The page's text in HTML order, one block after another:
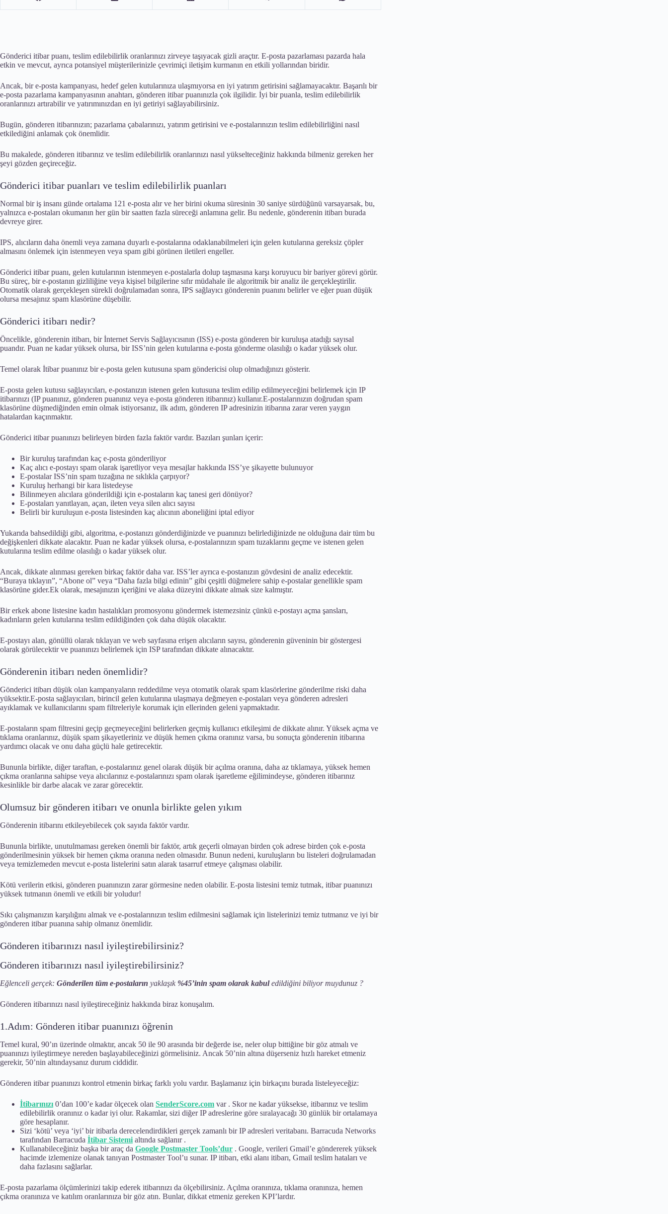
Gönderici itibar puanı, teslim edilebilirlik oranlarınızı zirveye taşıyacak gizli araçtır. E-posta pazarlaması pazarda hala
etkin ve mevcut, ayrıca potansiyel müşterilerinizle çevrimiçi iletişim kurmanın en etkili yollarından biridir.
Ancak, bir e-posta kampanyası, hedef gelen kutularınıza ulaşmıyorsa en iyi yatırım getirisini sağlamayacaktır. Başarılı bir
e-posta pazarlama kampanyasının anahtarı, gönderen itibar puanınızla çok ilgilidir. İyi bir puanla, teslim edilebilirlik
oranlarınızı artırabilir ve yatırımınızdan en iyi getiriyi sağlayabilirsiniz.
Bugün, gönderen itibarınızın; pazarlama çabalarınızı, yatırım getirisini ve e-postalarınızın teslim edilebilirliğini nasıl
etkilediğini anlamak çok önemlidir.
Bu makalede, gönderen itibarınız ve teslim edilebilirlik oranlarınızı nasıl yükselteceğiniz hakkında bilmeniz gereken her
şeyi gözden geçireceğiz.
Gönderici itibar puanları ve teslim edilebilirlik puanları
Normal bir iş insanı günde ortalama 121 e-posta alır ve her birini okuma süresinin 30 saniye sürdüğünü varsayarsak, bu,
yalnızca e-postaları okumanın her gün bir saatten fazla süreceği anlamına gelir. Bu nedenle, gönderenin itibarı burada
devreye girer.
IPS, alıcıların daha önemli veya zamana duyarlı e-postalarına odaklanabilmeleri için gelen kutularına gereksiz çöpler
almasını önlemek için istenmeyen veya spam gibi görünen iletileri engeller.
Gönderici itibar puanı, gelen kutularının istenmeyen e-postalarla dolup taşmasına karşı koruyucu bir bariyer görevi görür.
Bu süreç, bir e-postanın gizliliğine veya kişisel bilgilerine sıfır müdahale ile algoritmik bir analiz ile gerçekleştirilir.
Otomatik olarak gerçekleşen sürekli doğrulamadan sonra, IPS sağlayıcı gönderenin puanını belirler ve eğer puan düşük
olursa mesajınız spam klasörüne düşebilir.
Gönderici itibarı nedir?
Öncelikle, gönderenin itibarı, bir İnternet Servis Sağlayıcısının (ISS) e-posta gönderen bir kuruluşa atadığı sayısal
puandır. Puan ne kadar yüksek olursa, bir ISS’nin gelen kutularına e-posta gönderme olasılığı o kadar yüksek olur.
Temel olarak İtibar puanınız bir e-posta gelen kutusuna spam göndericisi olup olmadığınızı gösterir.
E-posta gelen kutusu sağlayıcıları, e-postanızın istenen gelen kutusuna teslim edilip edilmeyeceğini belirlemek için IP
itibarınızı (IP puanınız, gönderen puanınız veya e-posta gönderen itibarınız) kullanır.E-postalarınızın doğrudan spam
klasörüne düşmediğinden emin olmak istiyorsanız, ilk adım, gönderen IP adresinizin itibarına zarar veren yaygın
hatalardan kaçınmaktır.
Gönderici itibar puanınızı belirleyen birden fazla faktör vardır. Bazıları şunları içerir:
Bir kuruluş tarafından kaç e-posta gönderiliyor
Kaç alıcı e-postayı spam olarak işaretliyor veya mesajlar hakkında ISS’ye şikayette bulunuyor
E-postalar ISS’nin spam tuzağına ne sıklıkla çarpıyor?
Kuruluş herhangi bir kara listedeyse
Bilinmeyen alıcılara gönderildiği için e-postaların kaç tanesi geri dönüyor?
E-postaları yanıtlayan, açan, ileten veya silen alıcı sayısı
Belirli bir kuruluşun e-posta listesinden kaç alıcının aboneliğini iptal ediyor
Yukarıda bahsedildiği gibi, algoritma, e-postanızı gönderdiğinizde ve puanınızı belirlediğinizde ne olduğuna dair tüm bu
değişkenleri dikkate alacaktır. Puan ne kadar yüksek olursa, e-postalarınızın spam tuzaklarını geçme ve istenen gelen
kutularına teslim edilme olasılığı o kadar yüksek olur.
Ancak, dikkate alınması gereken birkaç faktör daha var. ISS’ler ayrıca e-postanızın gövdesini de analiz edecektir.
“Buraya tıklayın”, “Abone ol” veya “Daha fazla bilgi edinin” gibi çeşitli düğmelere sahip e-postalar genellikle spam
klasörüne gider.Ek olarak, mesajınızın içeriğini ve alaka düzeyini dikkate almak size kalmıştır.
Bir erkek abone listesine kadın hastalıkları promosyonu göndermek istemezsiniz çünkü e-postayı açma şansları,
kadınların gelen kutularına teslim edildiğinden çok daha düşük olacaktır.
E-postayı alan, gönüllü olarak tıklayan ve web sayfasına erişen alıcıların sayısı, gönderenin güveninin bir göstergesi
olarak görülecektir ve puanınızı belirlemek için ISP tarafından dikkate alınacaktır.
Gönderenin itibarı neden önemlidir?
Gönderici itibarı düşük olan kampanyaların reddedilme veya otomatik olarak spam klasörlerine gönderilme riski daha
yüksektir.E-posta sağlayıcıları, birincil gelen kutularına ulaşmaya değmeyen e-postaları veya gönderen adresleri
ayıklamak ve kullanıcılarını spam filtreleriyle korumak için ellerinden geleni yapmaktadır.
E-postaların spam filtresini geçip geçmeyeceğini belirlerken geçmiş kullanıcı etkileşimi de dikkate alınır. Yüksek açma ve
tıklama oranlarınız, düşük spam şikayetleriniz ve düşük hemen çıkma oranınız varsa, bu sonuçta gönderenin itibarına
yardımcı olacak ve onu daha güçlü hale getirecektir.
Bununla birlikte, diğer taraftan, e-postalarınız genel olarak düşük bir açılma oranına, daha az tıklamaya, yüksek hemen
çıkma oranlarına sahipse veya alıcılarınız e-postalarınızı spam olarak işaretleme eğilimindeyse, gönderen itibarınız
kesinlikle bir darbe alacak ve zarar görecektir.
Olumsuz bir gönderen itibarı ve onunla birlikte gelen yıkım
Gönderenin itibarını etkileyebilecek çok sayıda faktör vardır.
Bununla birlikte, unutulmaması gereken önemli bir faktör, artık geçerli olmayan birden çok adrese birden çok e-posta
gönderilmesinin yüksek bir hemen çıkma oranına neden olmasıdır. Bunun nedeni, kuruluşların bu listeleri doğrulamadan
veya temizlemeden mevcut e-posta listelerini satın alarak tasarruf etmeye çalışması olabilir.
Kötü verilerin etkisi, gönderen puanınızın zarar görmesine neden olabilir. E-posta listesini temiz tutmak, itibar puanınızı
yüksek tutmanın önemli ve etkili bir yoludur!
Sıkı çalışmanızın karşılığını almak ve e-postalarınızın teslim edilmesini sağlamak için listelerinizi temiz tutmanız ve iyi bir
gönderen itibar puanına sahip olmanız önemlidir.
Gönderen itibarınızı nasıl iyileştirebilirsiniz?
Gönderen itibarınızı nasıl iyileştirebilirsiniz?
Eğlenceli gerçek: Gönderilen tüm e-postaların yaklaşık %45’inin spam olarak kabuledildiğini biliyor muydunuz ?
Gönderen itibarınızı nasıl iyileştireceğiniz hakkında biraz konuşalım.
1.Adım: Gönderen itibar puanınızı öğrenin
Temel kural, 90’ın üzerinde olmaktır, ancak 50 ile 90 arasında bir değerde ise, neler olup bittiğine bir göz atmalı ve
puanınızı iyileştirmeye nereden başlayabileceğinizi görmelisiniz. Ancak 50’nin altına düşerseniz hızlı hareket etmeniz
gerekir, 50’nin altındaysanız durum ciddidir.
Gönderen itibar puanınızı kontrol etmenin birkaç farklı yolu vardır. Başlamanız için birkaçını burada listeleyeceğiz:
İtibarınızı0’dan 100’e kadar ölçecek olan SenderScore.com var . Skor ne kadar yüksekse, itibarınız ve teslim
edilebilirlik oranınız o kadar iyi olur. Rakamlar, sizi diğer IP adreslerine göre sıralayacağı 30 günlük bir ortalamaya
göre hesaplanır.
Sizi ‘kötü’ veya ‘iyi’ bir itibarla derecelendirdikleri gerçek zamanlı bir IP adresleri veritabanı. Barracuda Networks
tarafından Barracuda İtibar Sistemialtında sağlanır .
Kullanabileceğiniz başka bir araç da Google Postmaster Tools’dur . Google, verileri Gmail’e göndererek yüksek
hacimde izlemenize olanak tanıyan Postmaster Tool’u sunar. IP itibarı, etki alanı itibarı, Gmail teslim hataları ve
daha fazlasını sağlarlar.
E-posta pazarlama ölçümlerinizi takip ederek itibarınızı da ölçebilirsiniz. Açılma oranınıza, tıklama oranınıza, hemen
çıkma oranınıza ve katılım oranlarınıza bir göz atın. Bunlar, dikkat etmeniz gereken KPI’lardır.